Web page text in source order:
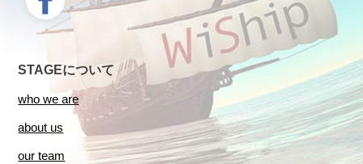
STAGEについて
who we are
about us
our team